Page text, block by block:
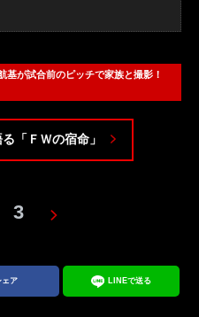
が試合前のピッチで家族と撮影！
「ＦＷの宿命」
3
ェア LINEで送る